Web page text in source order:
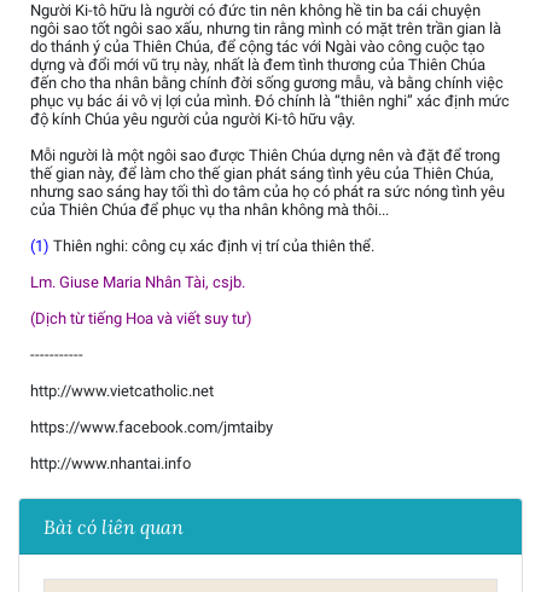
Người Ki-tô hữu là người có đức tin nên không hề tin ba cái chuyện
ngôi sao tốt ngôi sao xấu, nhưng tin rằng mình có mặt trên trần gian là
do thánh ý của Thiên Chúa, để cộng tác với Ngài vào công cuộc tạo
dựng và đổi mới vũ trụ này, nhất là đem tình thương của Thiên Chúa
đến cho tha nhân bằng chính đời sống gương mẫu, và bằng chính việc
phục vụ bác ái vô vị lợi của mình. Đó chính là “thiên nghi” xác định mức
độ kính Chúa yêu người của người Ki-tô hữu vậy.
Mỗi người là một ngôi sao được Thiên Chúa dựng nên và đặt để trong
thế gian này, để làm cho thế gian phát sáng tình yêu của Thiên Chúa,
nhưng sao sáng hay tối thì do tâm của họ có phát ra sức nóng tình yêu
của Thiên Chúa để phục vụ tha nhân không mà thôi...
(1) Thiên nghi: công cụ xác định vị trí của thiên thể.
Lm. Giuse Maria Nhân Tài, csjb.
(Dịch từ tiếng Hoa và viết suy tư)
-----------
http://www.vietcatholic.net
https://www.facebook.com/jmtaiby
http://www.nhantai.info
Bài có liên quan